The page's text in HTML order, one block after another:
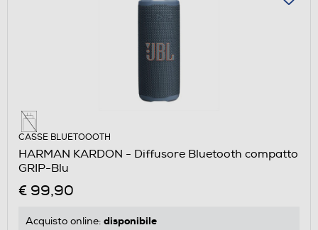
CASSE BLUETOOOTH
HARMAN KARDON - Diffusore Bluetooth compatto
GRIP-Blu
€ 99,90
Acquisto online: disponibile